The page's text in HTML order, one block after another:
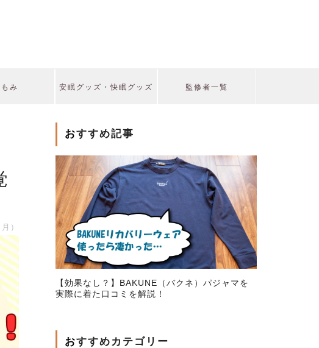
み 安眠グッズ・快眠グッズ 監修者一覧
）
おすすめ記事
【効果なし？】BAKUNE（バクネ）パジャマを
実際に着た口コミを解説！
おすすめカテゴリー